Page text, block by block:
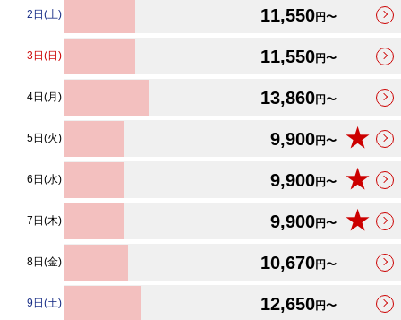
2日(土) 11,550円〜
3日(日) 11,550円〜
4日(月) 13,860円〜
5日(火) 9,900円〜 ★
6日(水) 9,900円〜 ★
7日(木) 9,900円〜 ★
8日(金) 10,670円〜
9日(土) 12,650円〜